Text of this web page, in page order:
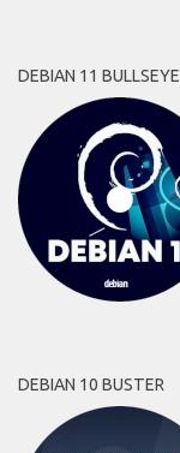
DEBIAN 11 BULLSEYE
DEBIAN 10 BUSTER